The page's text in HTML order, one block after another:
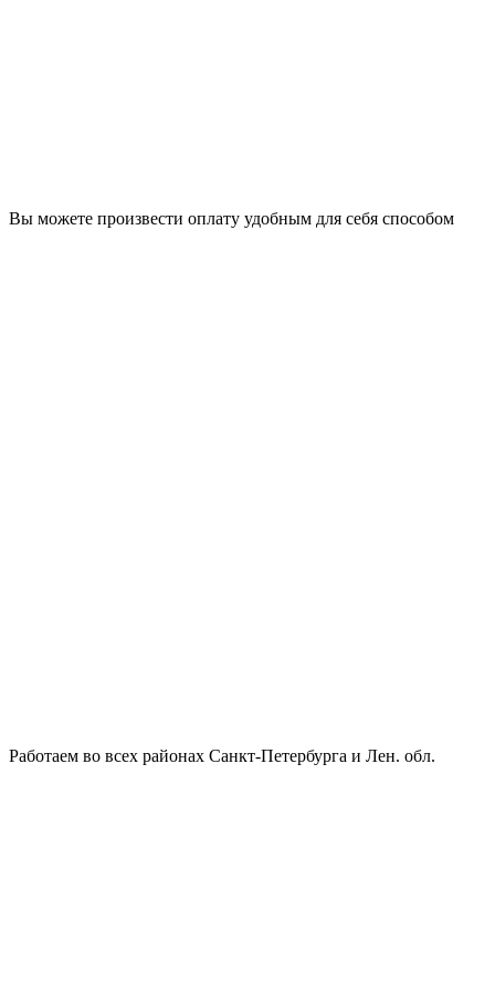
Вы можете произвести оплату удобным для себя способом
Работаем во всех районах Санкт-Петербурга и Лен. обл.